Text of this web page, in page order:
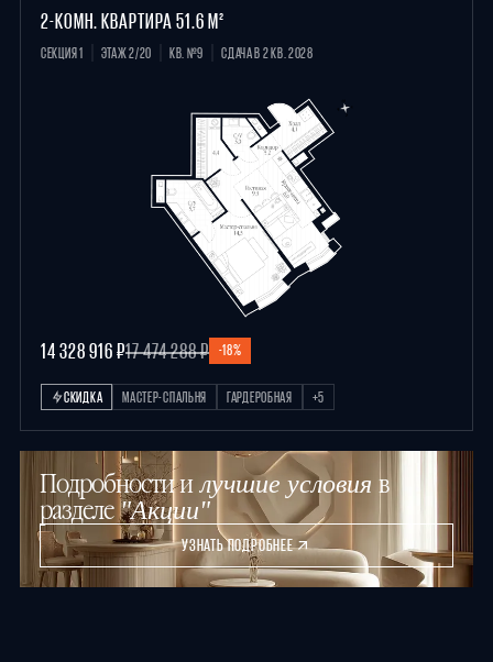
2-КОМН. КВАРТИРА 51.6 М²
СЕКЦИЯ 1 ЭТАЖ 2/20 КВ. №9 СДАЧА В 2 КВ. 2028
14 328 916 ₽17 474 288 ₽ -18%
СКИДКА МАСТЕР-СПАЛЬНЯ ГАРДЕРОБНАЯ +5
Подробности илучшие условия в
разделе"Акции"
УЗНАТЬ ПОДРОБНЕЕ